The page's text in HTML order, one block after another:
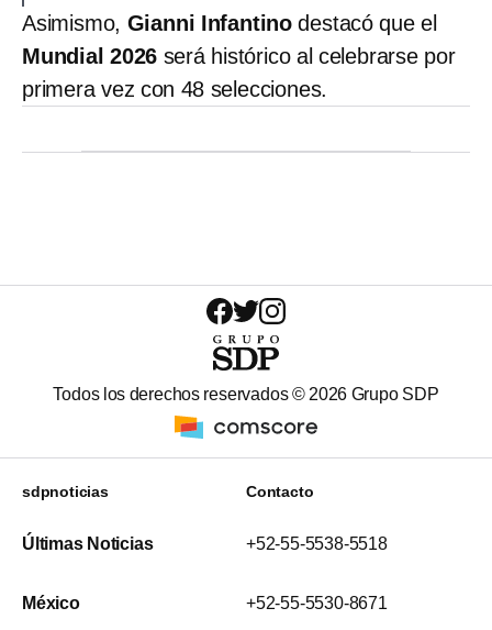
Asimismo, Gianni Infantino destacó que el
Mundial 2026 será histórico al celebrarse por
primera vez con 48 selecciones.
Todos los derechos reservados © 2026 Grupo SDP
sdpnoticias
Últimas Noticias
México
Contacto
+52-55-5538-5518
+52-55-5530-8671